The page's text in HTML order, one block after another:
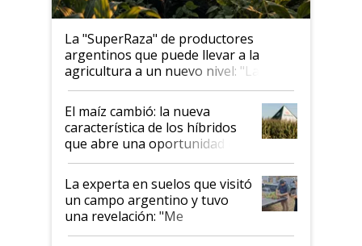
La "SuperRaza" de productores
argentinos que puede llevar a la
agricultura a un nuevo nivel: "Las
posibilidades de crecimiento son
infinitas"
El maíz cambió: la nueva
característica de los híbridos
que abre una oportunidad en
el lote
La experta en suelos que visitó
un campo argentino y tuvo
una revelación: "Me
impresionó mucho"